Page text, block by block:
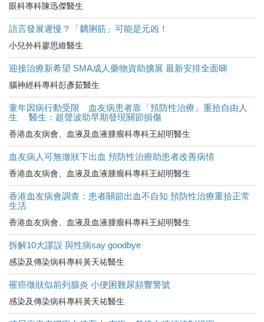
眼科專科陳迅傑醫生
語言發展遲慢？「黐脷筋」可能是元凶！
小兒外科廖思維醫生
迎接治療新希望 SMA成人藥物資助擴展 最新安排全面睇
腦神經科專科彭彥茹醫生
童年因病行動受限 血友病患者靠「預防性治療」重拾自由人
生 醫生：超聲波助早期發現關節損傷
香港血友病會、血液及血液腫瘤科專科王紹明醫生
血友病人可無徵狀下出血 預防性治療助患者改善病情
香港血友病會、血液及血液腫瘤科專科王紹明醫生
香港血友病會調查：患者關節出血不自知 預防性治療重拾正常
生活
香港血友病會、血液及血液腫瘤科專科王紹明醫生
拆解10大謬誤 與性病say goodbye
感染及傳染病科專科黃天祐醫生
罹癌徵狀似前列腺炎 小便困難尿頻響警號
感染及傳染病科專科黃天祐醫生